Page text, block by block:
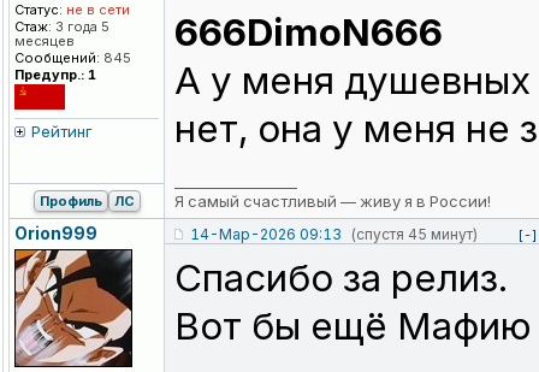
Статус: не в сети
Стаж: 3 года 5
месяцев
Сообщений: 845
Предупр.: 1
Рейтинг
666DimoN666
А у меня душевных
нет, она у меня не
Я самый счастливый — живу я в России!
Профиль ЛС
Orion999 14-Мар-2026 09:13 (спустя 45 минут) [-]
Спасибо за релиз.
Вот бы ещё Мафию